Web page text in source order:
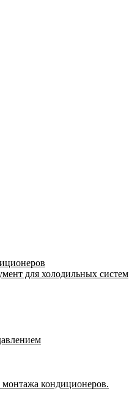
для холодильных систем
кондиционеров.